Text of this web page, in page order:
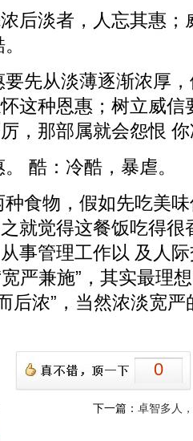
后淡者，人忘其惠；
要先从淡薄逐渐浓厚
这种恩惠；树立威信
，那部属就会怨恨
酷：冷酷，暴虐。
种食物，假如先吃美
就觉得这餐饭吃得很
事管理工作以 及人
严兼施”，其实最理
后浓”，当然浓淡宽
0
下一篇：卓智多人